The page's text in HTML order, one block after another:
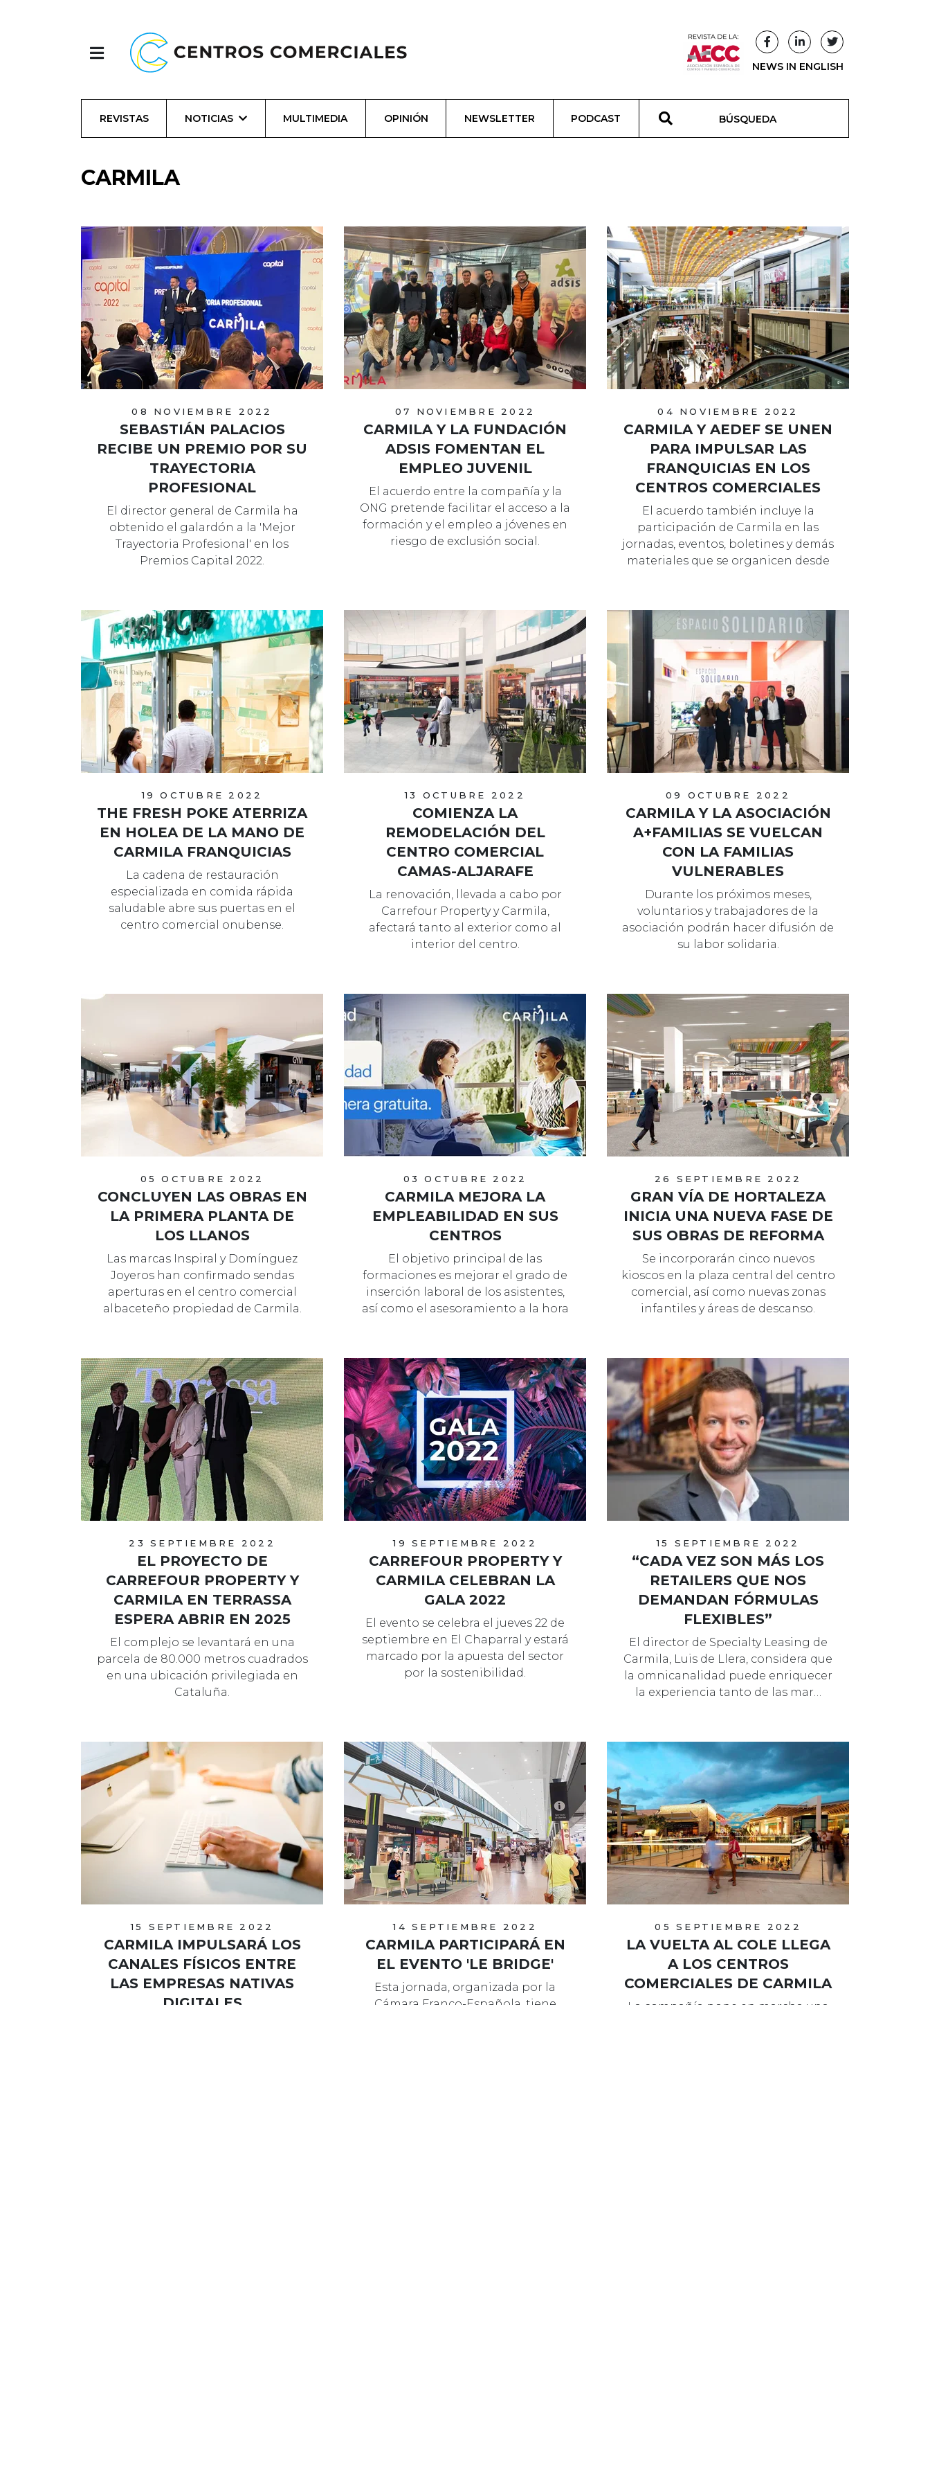
NEWS IN ENGLISH
REVISTAS NOTICIAS MULTIMEDIA OPINIÓN NEWSLETTER PODCAST
CARMILA
08 NOVIEMBRE 2022
SEBASTIÁN PALACIOS
RECIBE UN PREMIO POR SU
TRAYECTORIA
PROFESIONAL
El director general de Carmila ha
obtenido el galardón a la 'Mejor
Trayectoria Profesional' en los
Premios Capital 2022.
07 NOVIEMBRE 2022
CARMILA Y LA FUNDACIÓN
ADSIS FOMENTAN EL
EMPLEO JUVENIL
El acuerdo entre la compañía y la
ONG pretende facilitar el acceso a la
formación y el empleo a jóvenes en
riesgo de exclusión social.
04 NOVIEMBRE 2022
CARMILA Y AEDEF SE UNEN
PARA IMPULSAR LAS
FRANQUICIAS EN LOS
CENTROS COMERCIALES
El acuerdo también incluye la
participación de Carmila en las
jornadas, eventos, boletines y demás
materiales que se organicen desde
19 OCTUBRE 2022
THE FRESH POKE ATERRIZA
EN HOLEA DE LA MANO DE
CARMILA FRANQUICIAS
La cadena de restauración
especializada en comida rápida
saludable abre sus puertas en el
centro comercial onubense.
13 OCTUBRE 2022
COMIENZA LA
REMODELACIÓN DEL
CENTRO COMERCIAL
CAMAS-ALJARAFE
La renovación, llevada a cabo por
Carrefour Property y Carmila,
afectará tanto al exterior como al
interior del centro.
09 OCTUBRE 2022
CARMILA Y LA ASOCIACIÓN
A+FAMILIAS SE VUELCAN
CON LA FAMILIAS
VULNERABLES
Durante los próximos meses,
voluntarios y trabajadores de la
asociación podrán hacer difusión de
su labor solidaria.
05 OCTUBRE 2022
CONCLUYEN LAS OBRAS EN
LA PRIMERA PLANTA DE
LOS LLANOS
Las marcas Inspiral y Domínguez
Joyeros han confirmado sendas
aperturas en el centro comercial
albaceteño propiedad de Carmila.
03 OCTUBRE 2022
CARMILA MEJORA LA
EMPLEABILIDAD EN SUS
CENTROS
El objetivo principal de las
formaciones es mejorar el grado de
inserción laboral de los asistentes,
así como el asesoramiento a la hora
26 SEPTIEMBRE 2022
GRAN VÍA DE HORTALEZA
INICIA UNA NUEVA FASE DE
SUS OBRAS DE REFORMA
Se incorporarán cinco nuevos
kioscos en la plaza central del centro
comercial, así como nuevas zonas
infantiles y áreas de descanso.
23 SEPTIEMBRE 2022
EL PROYECTO DE
CARREFOUR PROPERTY Y
CARMILA EN TERRASSA
ESPERA ABRIR EN 2025
El complejo se levantará en una
parcela de 80.000 metros cuadrados
en una ubicación privilegiada en
Cataluña.
19 SEPTIEMBRE 2022
CARREFOUR PROPERTY Y
CARMILA CELEBRAN LA
GALA 2022
El evento se celebra el jueves 22 de
septiembre en El Chaparral y estará
marcado por la apuesta del sector
por la sostenibilidad.
15 SEPTIEMBRE 2022
“CADA VEZ SON MÁS LOS
RETAILERS QUE NOS
DEMANDAN FÓRMULAS
FLEXIBLES”
El director de Specialty Leasing de
Carmila, Luis de Llera, considera que
la omnicanalidad puede enriquecer
la experiencia tanto de las mar…
15 SEPTIEMBRE 2022
CARMILA IMPULSARÁ LOS
CANALES FÍSICOS ENTRE
LAS EMPRESAS NATIVAS
DIGITALES
14 SEPTIEMBRE 2022
CARMILA PARTICIPARÁ EN
EL EVENTO 'LE BRIDGE'
Esta jornada, organizada por la
Cámara Franco-Española, tiene
05 SEPTIEMBRE 2022
LA VUELTA AL COLE LLEGA
A LOS CENTROS
COMERCIALES DE CARMILA
La compañía pone en marcha una